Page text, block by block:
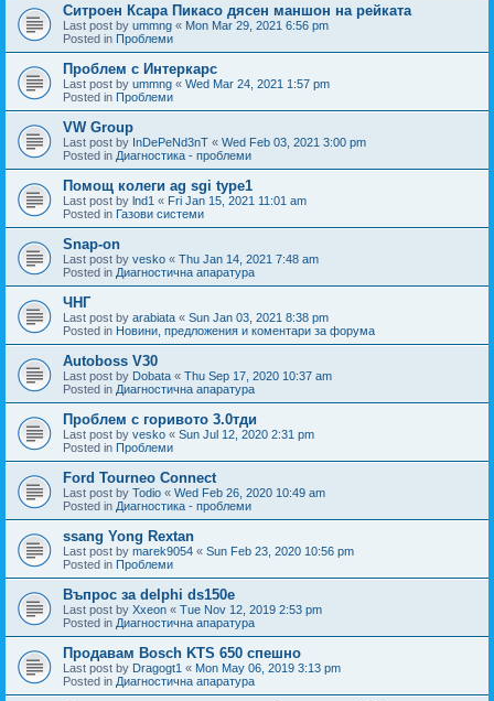
Ситроен Ксара Пикасо дясен маншон на рейката
Last post by ummng « Mon Mar 29, 2021 6:56 pm
Posted in Проблеми
Проблем с Интеркарс
Last post by ummng « Wed Mar 24, 2021 1:57 pm
Posted in Проблеми
VW Group
Last post by InDePeNd3nT « Wed Feb 03, 2021 3:00 pm
Posted in Диагностика - проблеми
Помощ колеги ag sgi type1
Last post by lnd1 « Fri Jan 15, 2021 11:01 am
Posted in Газови системи
Snap-on
Last post by vesko « Thu Jan 14, 2021 7:48 am
Posted in Диагностична апаратура
ЧНГ
Last post by arabiata « Sun Jan 03, 2021 8:38 pm
Posted in Новини, предложения и коментари за форума
Autoboss V30
Last post by Dobata « Thu Sep 17, 2020 10:37 am
Posted in Диагностична апаратура
Проблем с горивото 3.0тди
Last post by vesko « Sun Jul 12, 2020 2:31 pm
Posted in Проблеми
Ford Tourneo Connect
Last post by Todio « Wed Feb 26, 2020 10:49 am
Posted in Диагностика - проблеми
ssang Yong Rextan
Last post by marek9054 « Sun Feb 23, 2020 10:56 pm
Posted in Проблеми
Въпрос за delphi ds150e
Last post by Xxeon « Tue Nov 12, 2019 2:53 pm
Posted in Диагностична апаратура
Продавам Bosch KTS 650 спешно
Last post by Dragogt1 « Mon May 06, 2019 3:13 pm
Posted in Диагностична апаратура